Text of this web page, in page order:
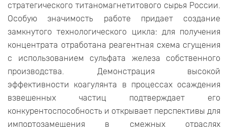
стратегического титаномагнетитового сырья России.
Особую значимость работе придает создание
замкнутого технологического цикла: для получения
концентрата отработана реагентная схема сгущения
с использованием сульфата железа собственного
производства. Демонстрация высокой
эффективности коагулянта в процессах осаждения
взвешенных частиц подтверждает его
конкурентоспособность и открывает перспективы для
импортозамещения в смежных отраслях